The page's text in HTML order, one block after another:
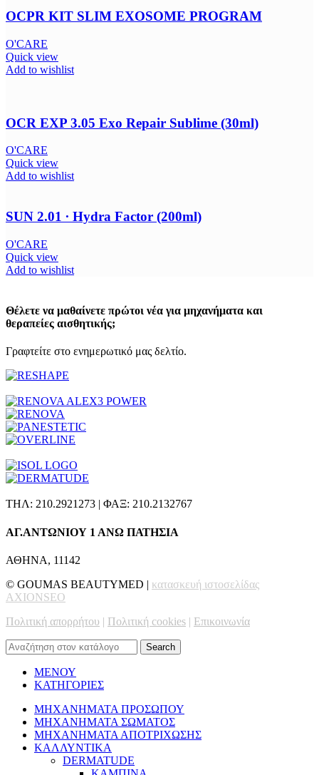
OCPR KIT SLIM EXOSOME PROGRAM
O'CARE
Quick view
Add to wishlist
OCR EXP 3.05 Exo Repair Sublime (30ml)
O'CARE
Quick view
Add to wishlist
SUN 2.01 ∙ Hydra Factor (200ml)
O'CARE
Quick view
Add to wishlist
Θέλετε να μαθαίνετε πρώτοι νέα για μηχανήματα και
θεραπείες αισθητικής;
Γραφτείτε στο ενημερωτικό μας δελτίο.
ΤΗΛ: 210.2921273 | ΦΑΞ: 210.2132767
ΑΓ.ΑΝΤΩΝΙΟΥ 1 ΑΝΩ ΠΑΤΗΣΙΑ
ΑΘΗΝΑ, 11142
© GOUMAS BEAUTYMED | κατασκευή ιστοσελίδας
AXIONSEO
Πολιτική απορρήτου | Πολιτική cookies | Επικοινωνία
Search
ΜΕΝΟΥ
ΚΑΤΗΓΟΡΙΕΣ
ΜΗΧΑΝΗΜΑΤΑ ΠΡΟΣΩΠΟΥ
ΜΗΧΑΝΗΜΑΤΑ ΣΩΜΑΤΟΣ
ΜΗΧΑΝΗΜΑΤΑ ΑΠΟΤΡΙΧΩΣΗΣ
ΚΑΛΛΥΝΤΙΚΑ
DERMATUDE